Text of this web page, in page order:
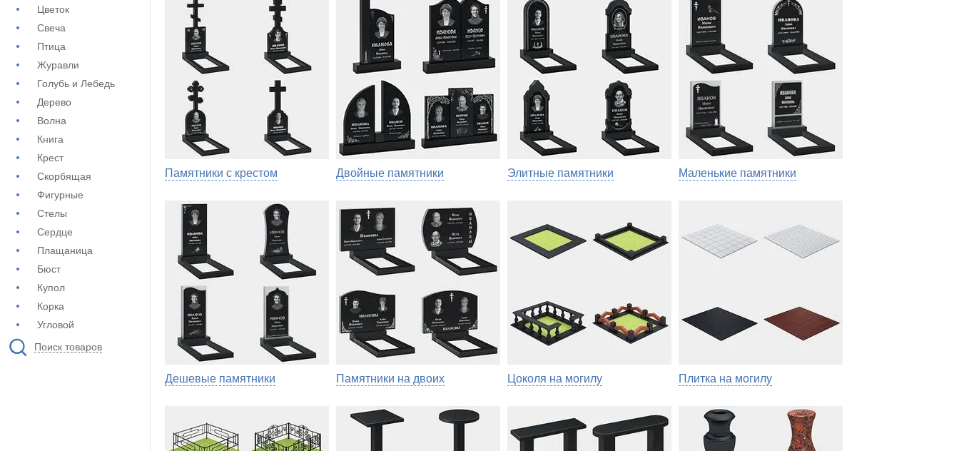
Цветок
Свеча
Птица
Журавли
Голубь и Лебедь
Дерево
Волна
Книга
Крест
Скорбящая
Фигурные
Стелы
Сердце
Плащаница
Бюст
Купол
Корка
Угловой
Поиск товаров
Памятники с крестом Двойные памятники Элитные памятники Маленькие памятники
Дешевые памятники Памятники на двоих Цоколя на могилу Плитка на могилу